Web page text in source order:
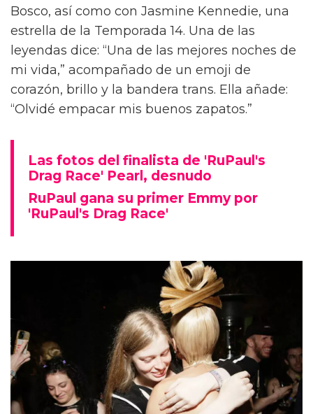
Bosco, así como con Jasmine Kennedie, una
estrella de la Temporada 14. Una de las
leyendas dice: “Una de las mejores noches de
mi vida,” acompañado de un emoji de
corazón, brillo y la bandera trans. Ella añade:
“Olvidé empacar mis buenos zapatos.”
Las fotos del finalista de 'RuPaul's
Drag Race' Pearl, desnudo
RuPaul gana su primer Emmy por
'RuPaul's Drag Race'